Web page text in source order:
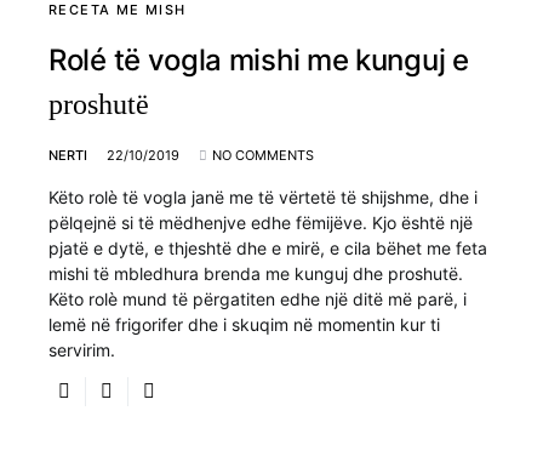
RECETA ME MISH
Rolé të vogla mishi me kunguj e
proshutë
NERTI 22/10/2019 NO COMMENTS
Këto rolè të vogla janë me të vërtetë të shijshme, dhe i
pëlqejnë si të mëdhenjve edhe fëmijëve. Kjo është një
pjatë e dytë, e thjeshtë dhe e mirë, e cila bëhet me feta
mishi të mbledhura brenda me kunguj dhe proshutë.
Këto rolè mund të përgatiten edhe një ditë më parë, i
lemë në frigorifer dhe i skuqim në momentin kur ti
servirim.